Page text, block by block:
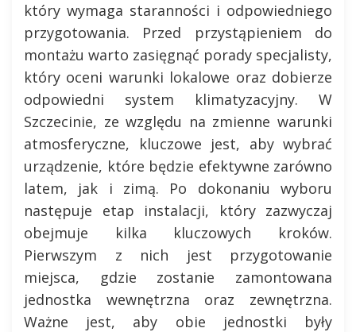
który wymaga staranności i odpowiedniego
przygotowania. Przed przystąpieniem do
montażu warto zasięgnąć porady specjalisty,
który oceni warunki lokalowe oraz dobierze
odpowiedni system klimatyzacyjny. W
Szczecinie, ze względu na zmienne warunki
atmosferyczne, kluczowe jest, aby wybrać
urządzenie, które będzie efektywne zarówno
latem, jak i zimą. Po dokonaniu wyboru
następuje etap instalacji, który zazwyczaj
obejmuje kilka kluczowych kroków.
Pierwszym z nich jest przygotowanie
miejsca, gdzie zostanie zamontowana
jednostka wewnętrzna oraz zewnętrzna.
Ważne jest, aby obie jednostki były